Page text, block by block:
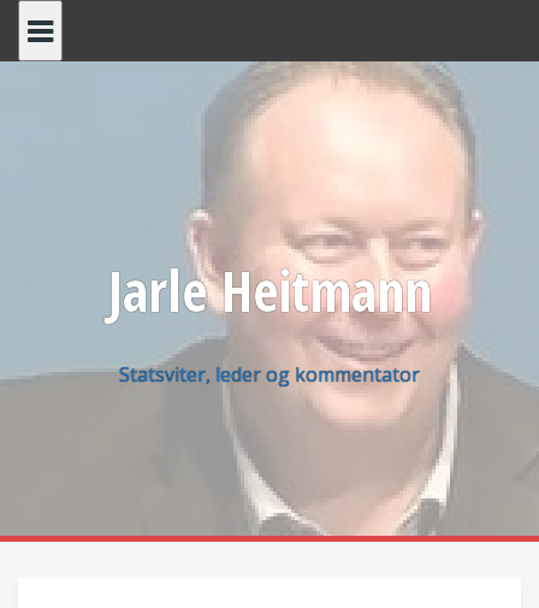
Jarle Heitmann
Statsviter, leder og kommentator